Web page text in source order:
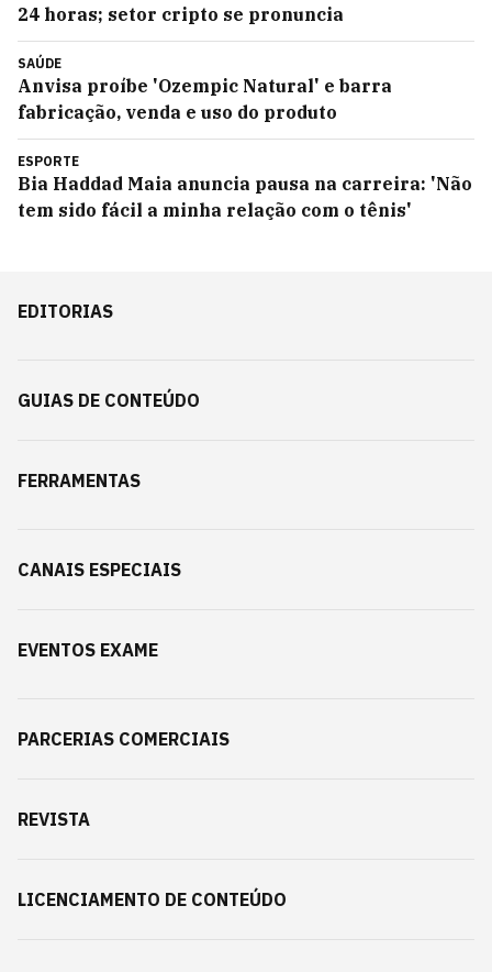
24 horas; setor cripto se pronuncia
SAÚDE
Anvisa proíbe 'Ozempic Natural' e barra
fabricação, venda e uso do produto
ESPORTE
Bia Haddad Maia anuncia pausa na carreira: 'Não
tem sido fácil a minha relação com o tênis'
EDITORIAS
GUIAS DE CONTEÚDO
FERRAMENTAS
CANAIS ESPECIAIS
EVENTOS EXAME
PARCERIAS COMERCIAIS
REVISTA
LICENCIAMENTO DE CONTEÚDO